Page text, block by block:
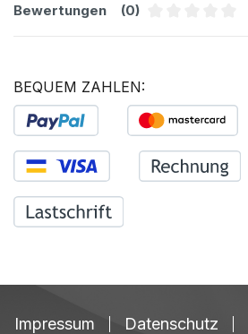
Bewertungen
(0)
BEQUEM ZAHLEN:
Impressum Datenschutz